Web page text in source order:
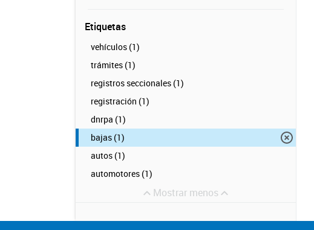
Etiquetas
vehículos (1)
trámites (1)
registros seccionales (1)
registración (1)
dnrpa (1)
bajas (1)
autos (1)
automotores (1)
Mostrar menos